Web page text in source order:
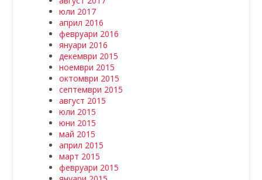
юли 2017
април 2016
февруари 2016
януари 2016
декември 2015
ноември 2015
октомври 2015
септември 2015
август 2015
юли 2015
юни 2015
май 2015
април 2015
март 2015
февруари 2015